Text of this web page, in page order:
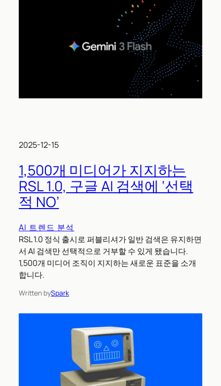
2025-12-15
1,500개 미디어가 지지하는
RSL 1.0, 구글 AI 검색에 ‘선택
적 NO’
AI 트렌드 분석
RSL 1.0 정식 출시로 퍼블리셔가 일반 검색은 유지하면
서 AI 검색만 선택적으로 거부할 수 있게 됐습니다.
1,500개 미디어 조직이 지지하는 새로운 표준을 소개
합니다.
Written bySpark